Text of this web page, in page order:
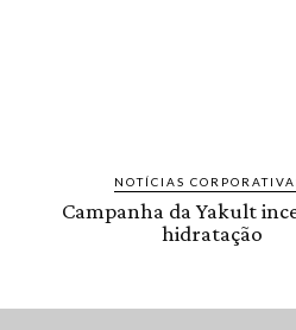
NOTÍCIAS
Campanha da Yakult
hidratação